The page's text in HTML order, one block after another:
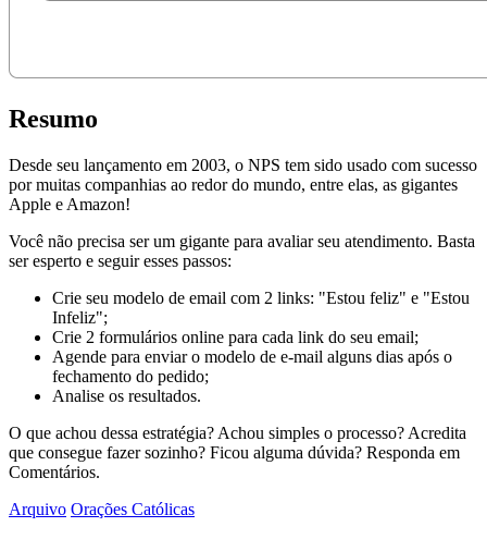
Resumo
Desde seu lançamento em 2003, o NPS tem sido usado com sucesso
por muitas companhias ao redor do mundo, entre elas, as gigantes
Apple e Amazon!
Você não precisa ser um gigante para avaliar seu atendimento. Basta
ser esperto e seguir esses passos:
Crie seu modelo de email com 2 links: "Estou feliz" e "Estou
Infeliz";
Crie 2 formulários online para cada link do seu email;
Agende para enviar o modelo de e-mail alguns dias após o
fechamento do pedido;
Analise os resultados.
O que achou dessa estratégia? Achou simples o processo? Acredita
que consegue fazer sozinho? Ficou alguma dúvida? Responda em
Comentários.
Arquivo Orações Católicas